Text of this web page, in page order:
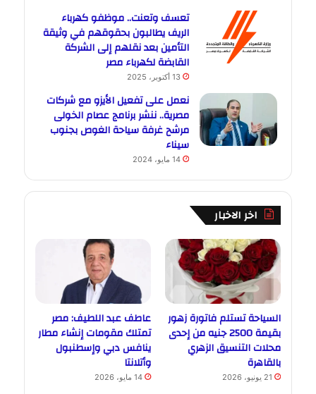
تعسف وتعنت.. موظفو كهرباء
الريف يطالبون بحقوقهم في وثيقة
التأمين بعد نقلهم إلى الشركة
القابضة لكهرباء مصر
13 أكتوبر، 2025
نعمل على تفعيل الأيزو مع شركات
مصرية.. ننشر برنامج عصام الخولى
مرشح غرفة سياحة الغوص بجنوب
سيناء
14 مايو، 2024
اخر الاخبار
السياحة تستلم فاتورة زهور
بقيمة 2500 جنيه من إحدى
محلات التنسيق الزهري
بالقاهرة
21 يونيو، 2026
عاطف عبد اللطيف: مصر
تمتلك مقومات إنشاء مطار
ينافس دبي وإسطنبول
وأتلانتا
14 مايو، 2026